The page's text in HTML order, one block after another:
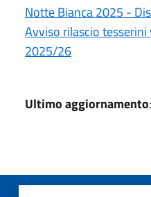
Notte Bianca 2025 -
Avviso rilascio
2025/26
Ultimo aggiornamento